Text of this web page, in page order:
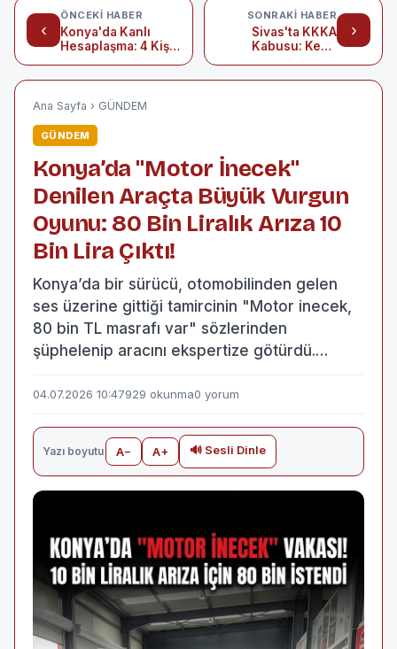
‹
ÖNCEKI HABER
Konya'da Kanlı
Hesaplaşma: 4 Kişi
›
SONRAKI HABER
Sivas'ta KKKA
Kabusu: Kene
Ana Sayfa › GÜNDEM
GÜNDEM
Konya’da "Motor İnecek"
Denilen Araçta Büyük Vurgun
Oyunu: 80 Bin Liralık Arıza 10
Bin Lira Çıktı!
Konya’da bir sürücü, otomobilinden gelen
ses üzerine gittiği tamircinin "Motor inecek,
80 bin TL masrafı var" sözlerinden
şüphelenip aracını ekspertize götürdü.…
04.07.2026 10:47929 okunma0 yorum
Yazı boyutu A− A+ 🔊 Sesli Dinle